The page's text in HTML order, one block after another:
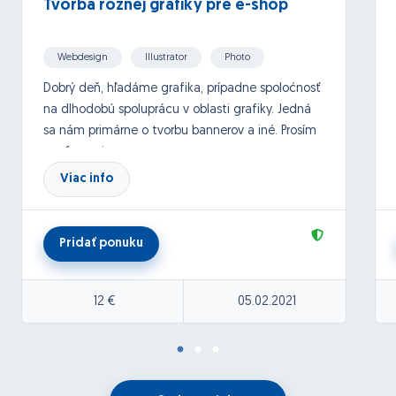
Tvorba rôznej grafiky pre e-shop
Webdesign Illustrator Photo
Creating banners
Dobrý deň, hľadáme grafika, prípadne spoloćnosť
na dlhodobú spoluprácu v oblasti grafiky. Jedná
sa nám primárne o tvorbu bannerov a iné. Prosím
Viac info
Pridať ponuku
12 € 05.02.2021